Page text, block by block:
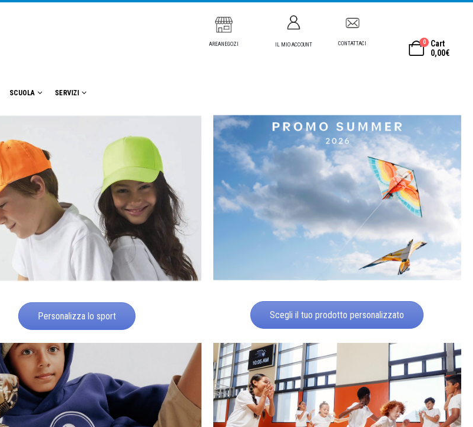
AREANEGOZI IL MIO ACCOUNT CONTATTACI 0
Cart
0,00€
SCUOLA SERVIZI
Personalizza lo sport Scegli il tuo prodotto personalizzato